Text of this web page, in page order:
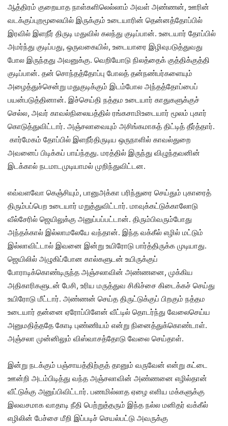
ஆத்திரம் குறையாத நாள்களிலெல்லாம் அவள் அண்ணன், ஊரின்
வடக்குப்புறமூலையில் இருக்கும் உடையாரின் தென்னத்தோப்பில்
இரவில் இளநீர் திருடி மதுவில் கலந்து குடிப்பான். உடையார் தோப்பில்
அமர்ந்து குடிப்பது, ஒருவகையில், உடையாரை இழிவுபடுத்துவது
போல இருந்தது அவனுக்கு. வெறியோடு நிலத்தைக் குத்திக்குத்தி
குடிப்பான். தன் சொந்தத்தோப்பு போலத் தன்நண்பர்களையும்
அழைத்துச்சென்று மதுகுடிக்கும் இடம்போல அந்தத்தோப்பைப்
பயன்படுத்தினான். இச்செய்தி நத்தம உடையார் காதுகளுக்குச்
செல்ல, அவர் காவல்நிலையத்தில் ரங்கசாமிஉடையார் மூலம் புகார்
கொடுத்துவிட்டார். அஞ்சலாவையும் அசிங்கமாகத் திட்டித் தீர்த்தார்.
கார்மேகம் தோப்பில் இளநீர்திருடிய ஒருநாளில் காவல்துறை
அவனைப் பிடிக்கப் பாய்ந்தது. மரத்தில் இருந்து விழுந்தவனின்
இடக்கால் நடமாடமுடியாமல் முறிந்துவிட்டன.
எவ்வளவோ கெஞ்சியும், பானுஅக்கா பரிந்துரை செய்தும் புகாரைத்
திரும்பப்பெற உடையார் மறுத்துவிட்டார். மாவுக்கட்டுக்காலோடு
வீல்சேரில் ஜெயிலுக்கு அனுப்பப்பட்டான். திரும்பிவரும்போது
அந்தக்கால் இல்லாமலேயே வந்தான். இந்த வக்கீல் எழில் மட்டும்
இல்லாவிட்டால் இவனை இன்று உயிரோடு பார்த்திருக்க முடியாது.
ஜெயிலில் அழுகிப்போன கால்களுடன் உயிருக்குப்
போராடிக்கொண்டிருந்த அஞ்சலாவின் அண்ணனை, முக்கிய
அதிகாரிகளுடன் பேசி, உரிய மருத்துவ சிகிச்சை கிடைக்கச் செய்து
உயிரோடு மீட்டார். அண்ணன் செய்த திருட்டுக்குப் பிறகும் நத்தம
உடையார் தன்னை ஏரோப்பிளேன் வீட்டில் தொடர்ந்து வேலைசெய்ய
அனுமதித்ததே கோடி புண்ணியம் என்று நினைத்துக்கொண்டாள்.
அஞ்சலா முன்னிலும் விஸ்வாசத்தோடு வேலை செய்தாள்.
இன்று நடக்கும் பஞ்சாயத்திற்குத் தானும் வருவேன் என்று கட்டை
ஊன்றி அடம்பிடித்து வந்த அஞ்சலாவின் அண்ணனை எழில்தான்
வீட்டுக்கு அனுப்பிவிட்டார். பணமில்லாத ஏழை எளிய மக்களுக்கு
இலவசமாக வாதாடி நீதி பெற்றுத்தரும் இந்த நல்ல மனிதர் வக்கீல்
எழிலின் பேச்சை மீறி இப்படிச் செயல்பட்டு அவருக்கு